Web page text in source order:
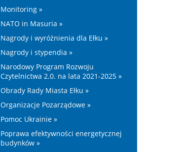
Monitoring »
NATO in Masuria »
Nagrody i wyróżnienia dla Ełku »
Nagrody i stypendia »
Narodowy Program Rozwoju
Czytelnictwa 2.0. na lata 2021-2025 »
Obrady Rady Miasta Ełku »
Organizacje Pozarządowe »
Pomoc Ukrainie »
Poprawa efektywności energetycznej
budynków »